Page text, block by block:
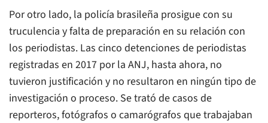
Por otro lado, la policía brasileña prosigue con su
truculencia y falta de preparación en su relación con
los periodistas. Las cinco detenciones de periodistas
registradas en 2017 por la ANJ, hasta ahora, no
tuvieron justificación y no resultaron en ningún tipo de
investigación o proceso. Se trató de casos de
reporteros, fotógrafos o camarógrafos que trabajaban